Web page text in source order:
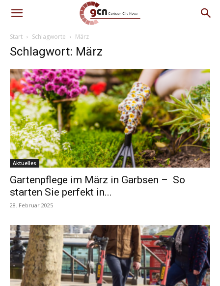
Start Schlagworte März
Schlagwort: März
Aktuelles
Gartenpflege im März in Garbsen – So
starten Sie perfekt in...
28. Februar 2025